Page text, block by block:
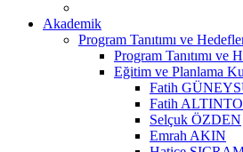
Akademik
Program Tanıtımı ve
Program Tanıtımı ve
Eğitim ve Planlama
Fatih
Fatih
Selçuk ÖZDEN
Emrah AKIN